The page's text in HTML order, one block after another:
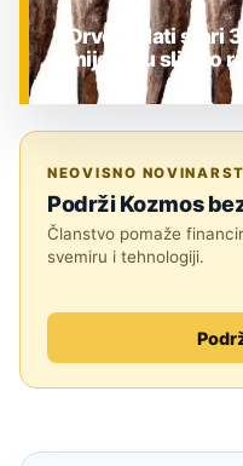
Drveni alati stari
mijenjaju sliku o
NEOVISNO
Podrži Kozmos
Članstvo pomaže
svemiru i tehnologiji.